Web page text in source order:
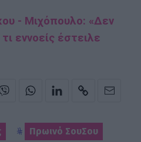
- Μιχόπουλο: «Δεν
εννοείς έστειλε
Πρωινό ΣουΣου